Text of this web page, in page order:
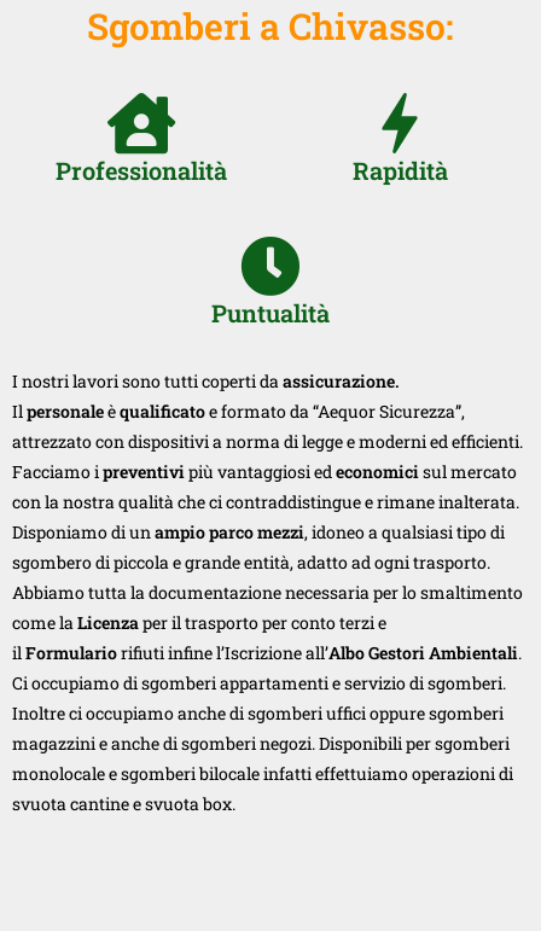
Sgomberi a Chivasso:
Professionalità Rapidità
Puntualità
I nostri lavori sono tutti coperti da assicurazione.
Il personaleèqualificatoe formato da “Aequor Sicurezza”,
attrezzato con dispositivi a norma di legge e moderni ed efficienti.
Facciamo i preventivi più vantaggiosi ed economici sul mercato
con la nostra qualità che ci contraddistingue e rimane inalterata.
Disponiamo di un ampio parco mezzi, idoneo a qualsiasi tipo di
sgombero di piccola e grande entità, adatto ad ogni trasporto.
Abbiamo tutta la documentazione necessaria per lo smaltimento
come la Licenza per il trasporto per conto terzi e
il Formulariorifiuti infine l’Iscrizione all’Albo Gestori Ambientali.
Ci occupiamo di sgomberi appartamenti e servizio di sgomberi.
Inoltre ci occupiamo anche di sgomberi uffici oppure sgomberi
magazzini e anche di sgomberi negozi. Disponibili per sgomberi
monolocale e sgomberi bilocale infatti effettuiamo operazioni di
svuota cantine e svuota box.